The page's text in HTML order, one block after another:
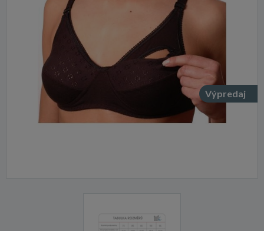
Výpredaj